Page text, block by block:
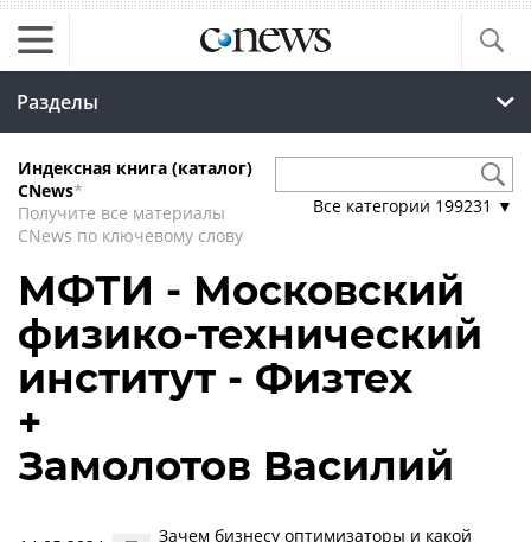
Разделы
Индексная книга (каталог)
CNews*
Получите все материалы
CNews по ключевому слову
Все категории 199231 ▼
МФТИ - Московский
физико-технический
институт - Физтех
+
Замолотов Василий
Зачем бизнесу оптимизаторы и какой